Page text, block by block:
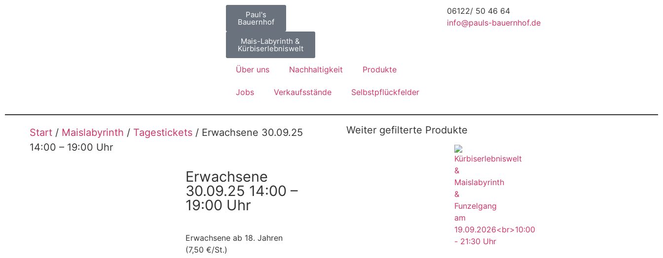
Paul's
Bauernhof
Mais-Labyrinth &
Kürbiserlebniswelt
Über uns Nachhaltigkeit Produkte
Jobs Verkaufsstände Selbstpflückfelder
06122/ 50 46 64
info@pauls-bauernhof.de
Start / Maislabyrinth / Tagestickets / Erwachsene 30.09.25
14:00 – 19:00 Uhr
Erwachsene
30.09.25 14:00 –
19:00 Uhr
Erwachsene ab 18. Jahren
(7,50 €/St.)
Weiter gefilterte Produkte